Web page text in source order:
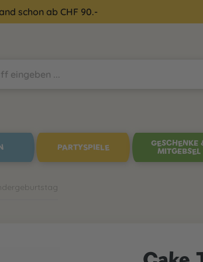
schon ab CHF 90.-
PARTYSPIELE
GESCHENKE
MITGEBSEL